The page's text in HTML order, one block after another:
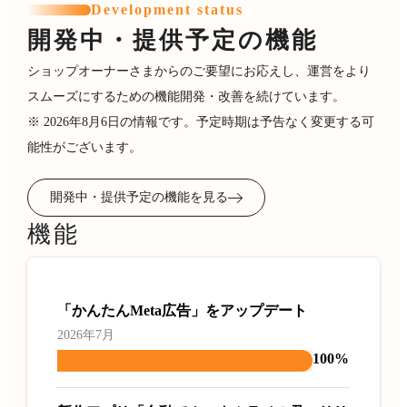
Development status
開発中・提供予定の機能
ショップオーナーさまからのご要望にお応えし、運営をより
スムーズにするための機能開発・改善を続けています。
※ 2026年8月6日の情報です。予定時期は予告なく変更する可
能性がございます。
開発中・提供予定の機能を見る
機能
「かんたんMeta広告」をアップデート
2026年7月
100%